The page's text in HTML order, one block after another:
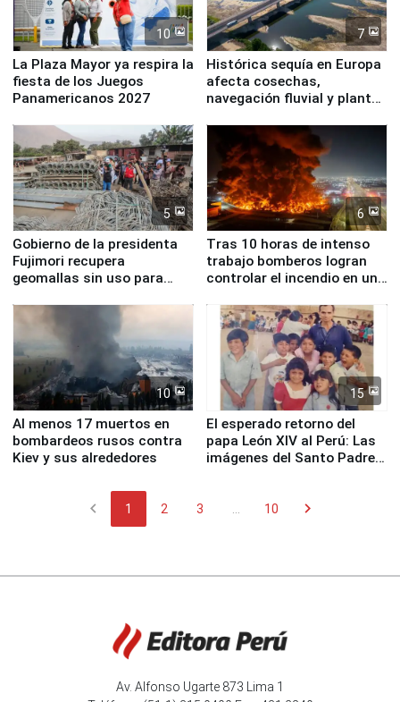
10
La Plaza Mayor ya respira la
fiesta de los Juegos
Panamericanos 2027
7
Histórica sequía en Europa
afecta cosechas,
navegación fluvial y plantas
5
Gobierno de la presidenta
Fujimori recupera
geomallas sin uso para
Fenómeno El Niño
6
Tras 10 horas de intenso
trabajo bomberos logran
controlar el incendio en una
de Chile
10
Al menos 17 muertos en
bombardeos rusos contra
Kiev y sus alrededores
15
El esperado retorno del
papa León XIV al Perú: Las
imágenes del Santo Padre
chevron_left 1 2 3 10 chevron_right
Av. Alfonso Ugarte 873 Lima 1